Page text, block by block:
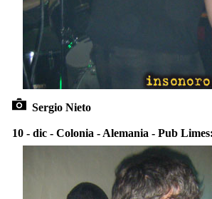
Sergio Nieto
10 - dic - Colonia - Alemania - Pub